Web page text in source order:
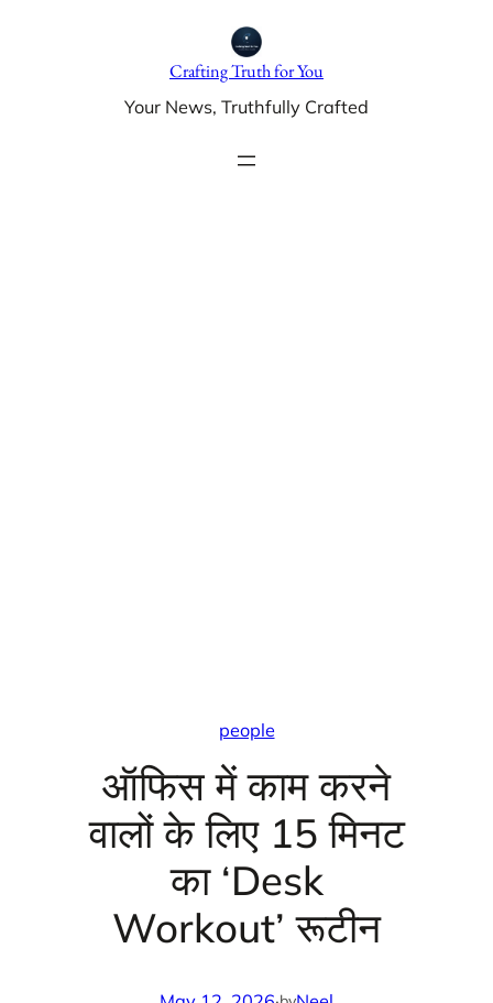
Crafting Truth for You
Your News, Truthfully Crafted
people
ऑफिस में काम करने
वालों के लिए 15 मिनट
का ‘Desk
Workout’ रूटीन